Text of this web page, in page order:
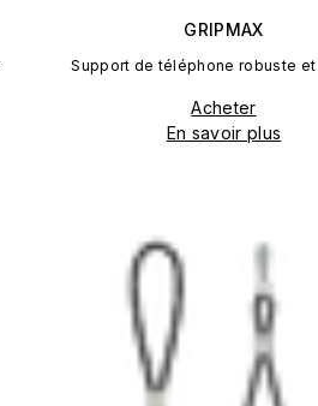
GRIPMAX
Support de téléphone robuste et
Acheter
En savoir plus